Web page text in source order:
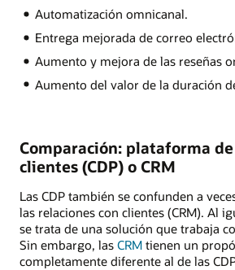
Automatización omnicanal.
Entrega mejorada de correo
Aumento y mejora de las reseñas
Aumento del valor de la duración
Comparación: plataforma
clientes (CDP) o CRM
Las CDP también se confunden a
las relaciones con clientes (CRM). Al
se trata de una solución que trabaja
Sin embargo, las CRM tienen un
completamente diferente al de las